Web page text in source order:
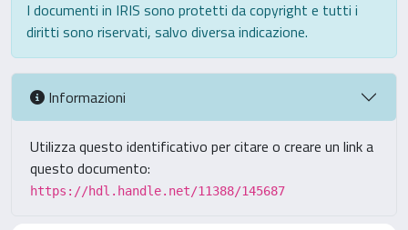
I documenti in IRIS sono protetti da copyright e tutti i
diritti sono riservati, salvo diversa indicazione.
Informazioni
Utilizza questo identificativo per citare o creare un link a
questo documento:
https://hdl.handle.net/11388/145687